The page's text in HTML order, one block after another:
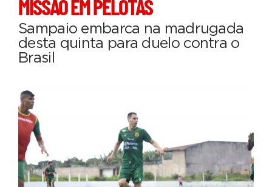
MISSÃO EM PELOTAS
Sampaio embarca na madrugada
desta quinta para duelo contra o
Brasil